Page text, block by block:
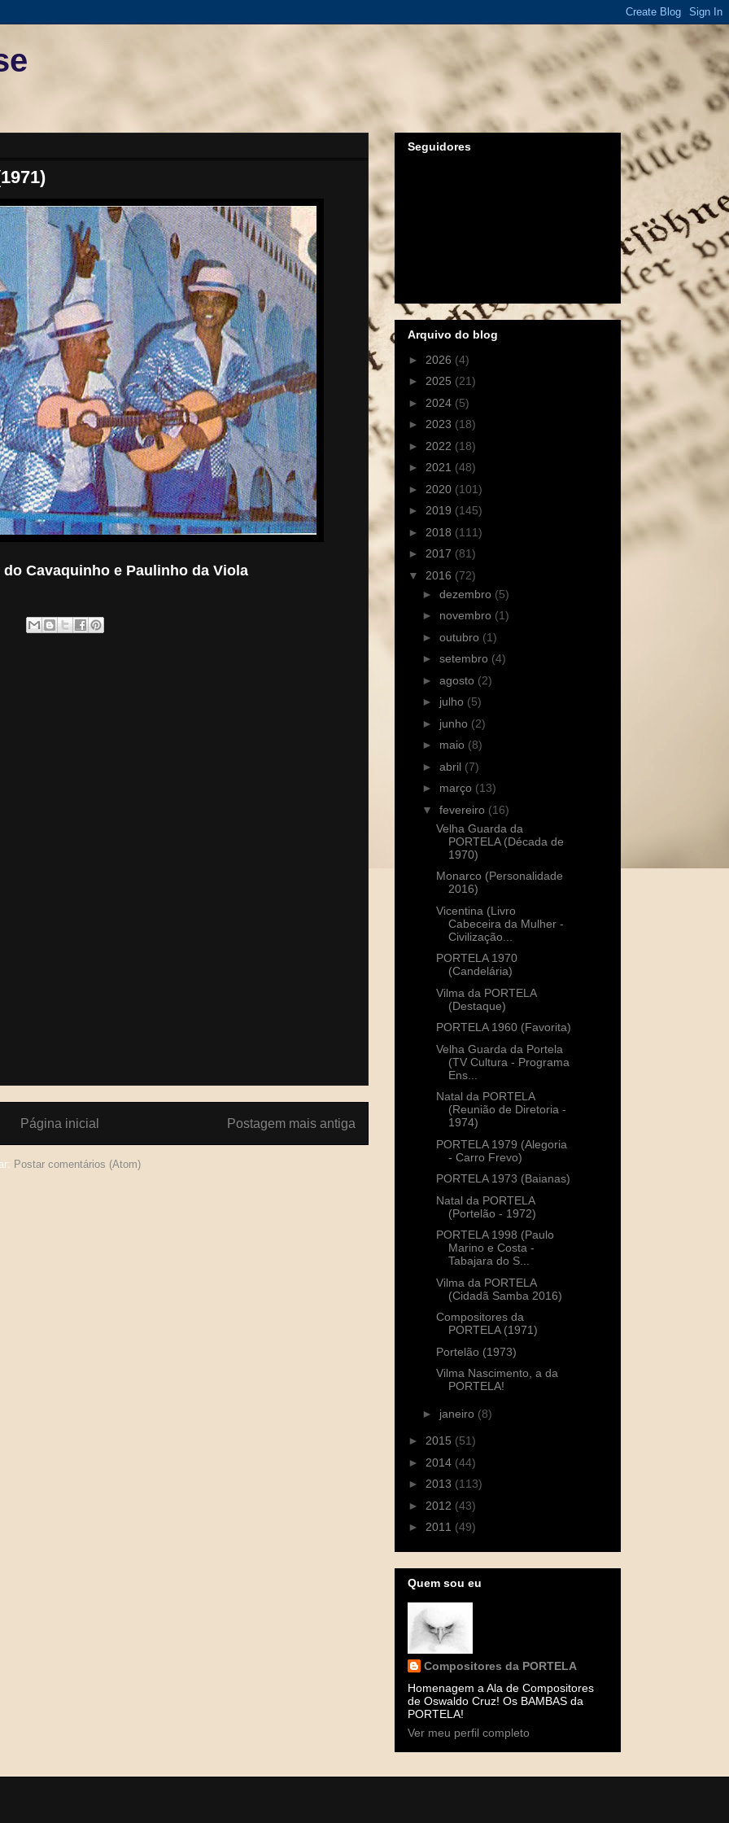
Cavaquinho e Paulinho da Viola
Postagem mais antiga
Página inicial
Postar comentários (Atom)
Seguidores
Arquivo do blog
► 2026 (4)
► 2025 (21)
► 2024 (5)
► 2023 (18)
► 2022 (18)
► 2021 (48)
► 2020 (101)
► 2019 (145)
► 2018 (111)
► 2017 (81)
▼ 2016 (72)
► dezembro (5)
► novembro (1)
► outubro (1)
► setembro (4)
► agosto (2)
► julho (5)
► junho (2)
► maio (8)
► abril (7)
► março (13)
▼ fevereiro (16)
Velha Guarda da
PORTELA (Década de
1970)
Monarco (Personalidade
2016)
Vicentina (Livro
Cabeceira da Mulher -
Civilização...
PORTELA 1970
(Candelária)
Vilma da PORTELA
(Destaque)
PORTELA 1960 (Favorita)
Velha Guarda da Portela
(TV Cultura - Programa
Ens...
Natal da PORTELA
(Reunião de Diretoria -
1974)
PORTELA 1979 (Alegoria
- Carro Frevo)
PORTELA 1973 (Baianas)
Natal da PORTELA
(Portelão - 1972)
PORTELA 1998 (Paulo
Marino e Costa -
Tabajara do S...
Vilma da PORTELA
(Cidadã Samba 2016)
Compositores da
PORTELA (1971)
Portelão (1973)
Vilma Nascimento, a da
PORTELA!
► janeiro (8)
► 2015 (51)
► 2014 (44)
► 2013 (113)
► 2012 (43)
► 2011 (49)
Quem sou eu
Compositores da PORTELA
Homenagem a Ala de Compositores
de Oswaldo Cruz! Os BAMBAS da
PORTELA!
Ver meu perfil completo